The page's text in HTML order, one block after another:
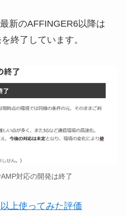
新のAFFINGER6以降は
終了しています。
対応の開発は終了
上使ってみた評価